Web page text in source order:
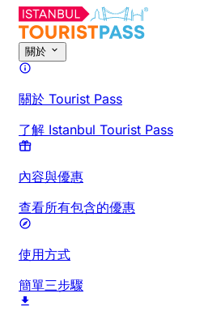
關於
關於 Tourist Pass
了解 Istanbul Tourist Pass
內容與優惠
查看所有包含的優惠
使用方式
簡單三步驟